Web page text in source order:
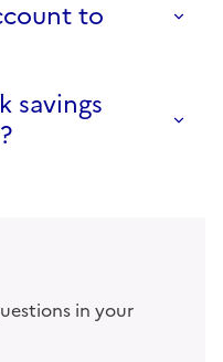
to
savings
in your